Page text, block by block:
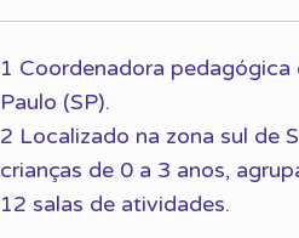
1 Coordenadora pedagógica
Paulo (SP).
2 Localizado na zona sul de
crianças de 0 a 3 anos,
12 salas de atividades.